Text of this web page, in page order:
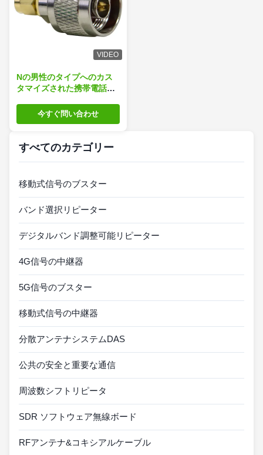
VIDEO
Nの男性のタイプへのカス
タマイズされた携帯電話の
の男性今すぐ問い合わせ
すべてのカテゴリー
移動式信号のブスター
バンド選択リピーター
デジタルバンド調整可能リピーター
4G信号の中継器
5G信号のブスター
移動式信号の中継器
分散アンテナシステムDAS
公共の安全と重要な通信
周波数シフトリピータ
SDR ソフトウェア無線ボード
RFアンテナ&コキシアルケーブル